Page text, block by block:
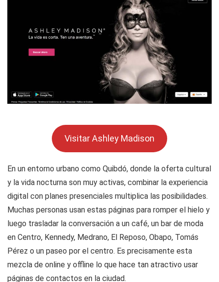
Visitar Ashley Madison
En un entorno urbano como Quibdó, donde la oferta cultural
y la vida nocturna son muy activas, combinar la experiencia
digital con planes presenciales multiplica las posibilidades.
Muchas personas usan estas páginas para romper el hielo y
luego trasladar la conversación a un café, un bar de moda
en Centro, Kennedy, Medrano, El Reposo, Obapo, Tomás
Pérez o un paseo por el centro. Es precisamente esta
mezcla de online y offline lo que hace tan atractivo usar
páginas de contactos en la ciudad.